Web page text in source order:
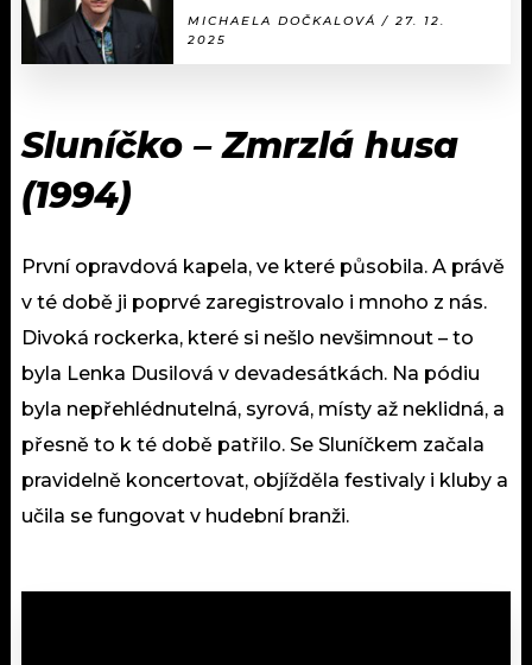
MICHAELA DOČKALOVÁ / 27. 12.
2025
Sluníčko – Zmrzlá husa
(1994)
První opravdová kapela, ve které působila. A právě
v té době ji poprvé zaregistrovalo i mnoho z nás.
Divoká rockerka, které si nešlo nevšimnout – to
byla Lenka Dusilová v devadesátkách. Na pódiu
byla nepřehlédnutelná, syrová, místy až neklidná, a
přesně to k té době patřilo. Se Sluníčkem začala
pravidelně koncertovat, objížděla festivaly i kluby a
učila se fungovat v hudební branži.